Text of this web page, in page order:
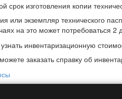
срок изготовления копии
или экземпляр технического
на это может потребоваться 2
узнать инвентаризационную
заказать справку об